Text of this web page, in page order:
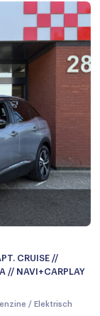
CRUISE //
// NAVI+CARPLAY
/ Elektrisch